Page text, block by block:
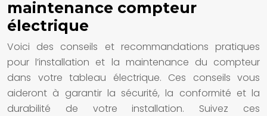
maintenance compteur
électrique
Voici des conseils et recommandations pratiques
pour l’installation et la maintenance du compteur
dans votre tableau électrique. Ces conseils vous
aideront à garantir la sécurité, la conformité et la
durabilité de votre installation. Suivez ces